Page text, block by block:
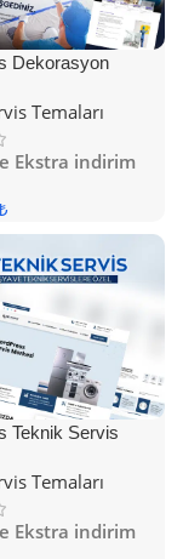
Dekorasyon
Temaları
Ekstra indirim
Teknik Servis
Temaları
Ekstra indirim